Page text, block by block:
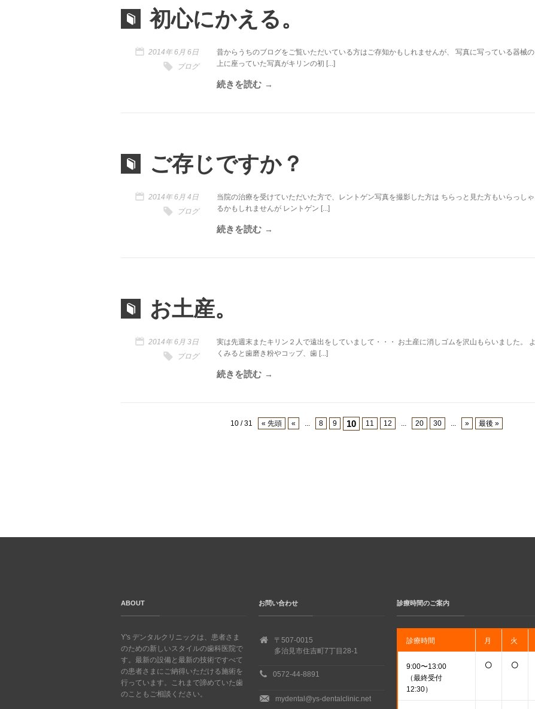
初心にかえる。
2014年 6月 6日
ブログ
昔からうちのブログをご覧いただいている方はご存知かもしれませんが、 写真に写っている器械の
上に座っていた写真がキリンの初 [...]
続きを読む
ご存じですか？
2014年 6月 4日
ブログ
当院の治療を受けていただいた方で、レントゲン写真を撮影した方は ちらっと見た方もいらっしゃ
るかもしれませんが レントゲン [...]
続きを読む
お土産。
2014年 6月 3日
ブログ
実は先週末またキリン２人で遠出をしていまして・・・ お土産に消しゴムを沢山もらいました。 よ
くみると歯磨き粉やコップ、歯 [...]
続きを読む
10 / 31 « 先頭 « ... 8 9 10 11 12 ... 20 30 ... » 最後 »
ABOUT
Y's デンタルクリニックは、患者さま
のための新しいスタイルの歯科医院で
す。最新の設備と最新の技術ですべて
の患者さまにご納得いただける施術を
行っています。これまで諦めていた歯
のこともご相談ください。
お問い合わせ
〒507-0015
多治見市住吉町7丁目28-1
0572-44-8891
mydental@ys-dentalclinic.net
診療時間のご案内
診療時間 月 火
9:00〜13:00
（最終受付
12:30）
○ ○